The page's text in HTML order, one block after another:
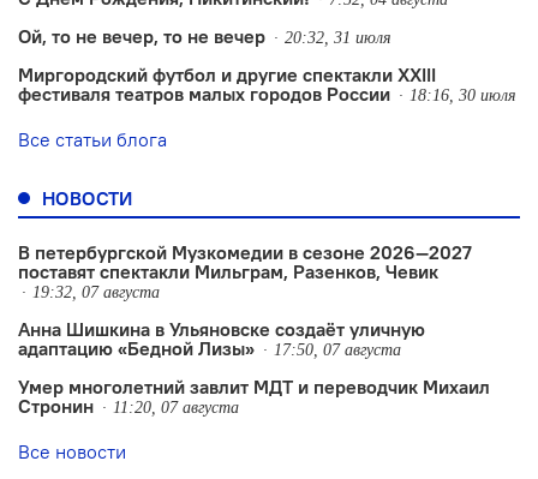
Ой, то не вечер, то не вечер 20:32, 31 июля
Миргородский футбол и другие спектакли XXIII
фестиваля театров малых городов России
18:16, 30 июля
Все статьи блога
НОВОСТИ
В петербургской Музкомедии в сезоне 2026—2027
поставят спектакли Мильграм, Разенков, Чевик
19:32, 07 августа
Анна Шишкина в Ульяновске создаëт уличную
адаптацию «Бедной Лизы»
17:50, 07 августа
Умер многолетний завлит МДТ и переводчик Михаил
Стронин
11:20, 07 августа
Все новости